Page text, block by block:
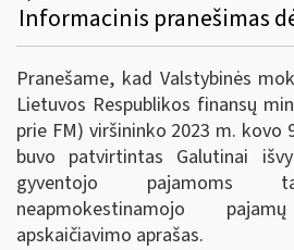
Pranešame, kad Valstybinės
Lietuvos Respublikos finansų
prie FM) viršininko 2023 m. kovo
buvo patvirtintas Galutinai
gyventojo pajamoms
neapmokestinamojo
apskaičiavimo aprašas.